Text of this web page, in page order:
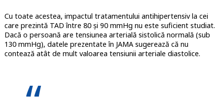
Cu toate acestea, impactul tratamentului antihipertensiv la cei
care prezintă TAD între 80 și 90 mmHg nu este suficient studiat.
Dacă o persoană are tensiunea arterială sistolică normală (sub
130 mmHg), datele prezentate în JAMA sugerează că nu
contează atât de mult valoarea tensiunii arteriale diastolice.